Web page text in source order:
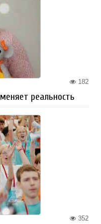
182
реальность
352